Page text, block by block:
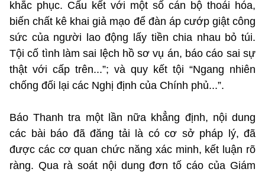
khắc phục. Cấu kết với một số cán bộ thoái hóa,
biến chất kê khai giả mạo để đàn áp cướp giật công
sức của người lao động lấy tiền chia nhau bỏ túi.
Tội cố tình làm sai lệch hồ sơ vụ án, báo cáo sai sự
thật với cấp trên...”; và quy kết tội “Ngang nhiên
chống đối lại các Nghị định của Chính phủ...”.
Báo Thanh tra một lần nữa khẳng định, nội dung
các bài báo đã đăng tải là có cơ sở pháp lý, đã
được các cơ quan chức năng xác minh, kết luận rõ
ràng. Qua rà soát nội dung đơn tố cáo của Giám